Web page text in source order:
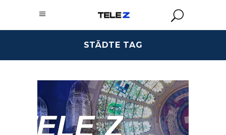
STÄDTE TAG